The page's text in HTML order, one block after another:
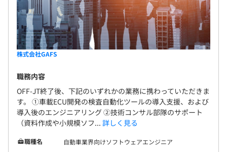
株式会社GAFS
職務内容
OFF-JT終了後、下記のいずれかの業務に携わっていただきま
す。 ①車載ECU開発の検査自動化ツールの導入支援、および
導入後のエンジニアリング ②技術コンサル部隊のサポート
（資料作成や小規模ソフ... 詳しく見る
職種名
自動車業界向けソフトウェアエンジニア